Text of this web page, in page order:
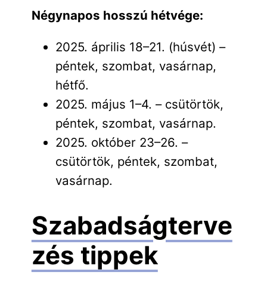
Négynapos hosszú hétvége:
2025. április 18–21. (húsvét) –
péntek, szombat, vasárnap,
hétfő.
2025. május 1–4. – csütörtök,
péntek, szombat, vasárnap.
2025. október 23–26. –
csütörtök, péntek, szombat,
vasárnap.
Szabadságterve
zés tippek